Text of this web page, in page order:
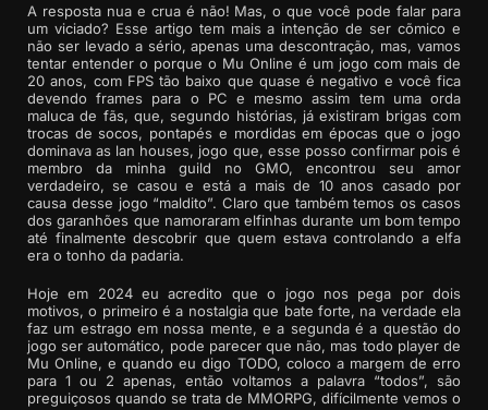
A resposta nua e crua é não! Mas, o que você pode falar para
um viciado? Esse artigo tem mais a intenção de ser cõmico e
não ser levado a sério, apenas uma descontração, mas, vamos
tentar entender o porque o Mu Online é um jogo com mais de
20 anos, com FPS tão baixo que quase é negativo e você fica
devendo frames para o PC e mesmo assim tem uma orda
maluca de fãs, que, segundo histórias, já existiram brigas com
trocas de socos, pontapés e mordidas em épocas que o jogo
dominava as lan houses, jogo que, esse posso confirmar pois é
membro da minha guild no GMO, encontrou seu amor
verdadeiro, se casou e está a mais de 10 anos casado por
causa desse jogo “maldito”. Claro que também temos os casos
dos garanhões que namoraram elfinhas durante um bom tempo
até finalmente descobrir que quem estava controlando a elfa
era o tonho da padaria.
Hoje em 2024 eu acredito que o jogo nos pega por dois
motivos, o primeiro é a nostalgia que bate forte, na verdade ela
faz um estrago em nossa mente, e a segunda é a questão do
jogo ser automático, pode parecer que não, mas todo player de
Mu Online, e quando eu digo TODO, coloco a margem de erro
para 1 ou 2 apenas, então voltamos a palavra “todos”, são
preguiçosos quando se trata de MMORPG, difícilmente vemos o